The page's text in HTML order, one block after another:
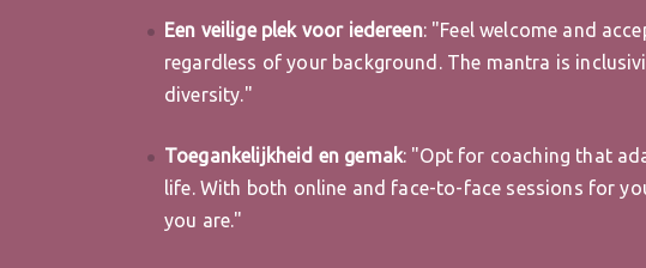
Een veilige plek voor iedereen: "Feel welcome and
regardless of your background. The mantra is
diversity."
Toegankelijkheid en gemak: "Opt for coaching that
life. With both online and face-to-face sessions for
you are."